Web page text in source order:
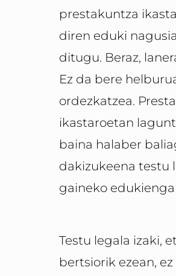
prestakuntza
diren eduki
ditugu. Beraz,
Ez da bere
ordezkatzea.
ikastaroetan
baina halaber
dakizukeena testu
gaineko
Testu legala izaki,
bertsiorik ezean,